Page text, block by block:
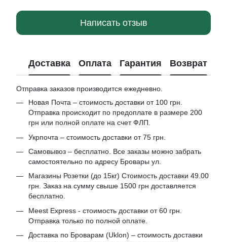
Написать отзыв
Доставка Оплата Гарантия Возврат
Отправка заказов производится ежедневно.
Новая Почта – стоимость доставки от 100 грн.
Отправка происходит по предоплате в размере 200
грн или полной оплате на счет ФЛП.
Укрпочта – стоимость доставки от 75 грн.
Самовывоз – бесплатно. Все заказы можно забрать
самостоятельно по адресу Бровары ул.
Магазины Розетки (до 15кг) Стоимость доставки 49.00
грн. Заказ на сумму свыше 1500 грн доставляется
бесплатно.
Meest Express - стоимость доставки от 60 грн.
Отправка только по полной оплате.
Доставка по Броварам (Uklon) – стоимость доставки